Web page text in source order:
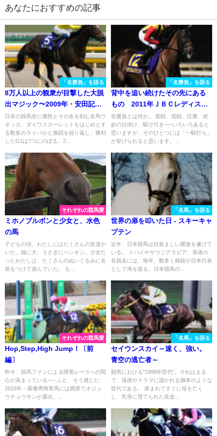
あなたにおすすめの記事
「名勝負」を語る
8万人以上の観衆が目撃した大脱
出マジック〜2009年・安田記
念〜
日本の競馬史に燦然とその名を刻む名馬ウ
オッカ。ダイワスカーレットをはじめとす
る数多のライバルと激闘を繰り返し、勝利
したG1は7つにのぼる。2...
「名勝負」を語る
背中を追い続けたその先にある
もの 2011年ＪＢＣレディスク
ラシック
名勝負とは何か。 接戦、混戦、圧勝、絶
妙の仕掛け、駆け引き──いろいろあると
思いますが、そのひとつには「一騎打ち」
が挙げられると思います。 ...
それぞれの競馬愛
ミホノブルボンと少女と、水色
の馬
子どもの頃、わたしにはたくさんの友達が
いた。猫に犬、うさぎにペンギン。少女だ
ったわたしは、たくさんのぬいぐるみに名
前をつけて遊んでいた。 も...
「名馬」を語る
世界の扉を叩いた日 - スキーキャ
プテン
近年、日本競馬は目覚ましい躍進を遂げて
いる。 ドバイやサウジアラビア、香港の
各競走には、毎年、数多く精鋭が日本代表
として海を渡る。日本競馬の...
それぞれの競馬愛
Hop,Step,High Jump！〔前
編〕
昨今、競馬ファンによる障害レースへの関
心が高まっている── ふと、そう感じた。
2016年・最優秀障害馬には満票でオジュ
ウチョウサンが選出。...
「名馬」を語る
セイウンスカイ～速く、強い。
青空の逃亡者～
競馬における"1998年世代"。それはまる
で、漫画やドラマに描かれる脚本のような
世代である。 産まれてすぐに母を亡く
し、乳母に育てられた良血...